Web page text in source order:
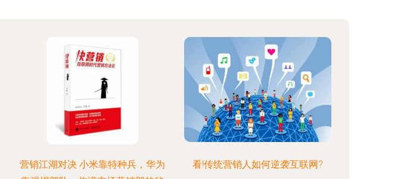
营销江湖对决 小米靠特种兵，华为
看!传统营销人如何逆袭互联网?